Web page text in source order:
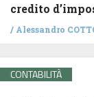
credito
/ Alessandro
CONTABILITÀ